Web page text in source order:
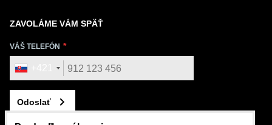
ZAVOLÁME VÁM SPÄŤ
VÁŠ TELEFÓN
Odoslať